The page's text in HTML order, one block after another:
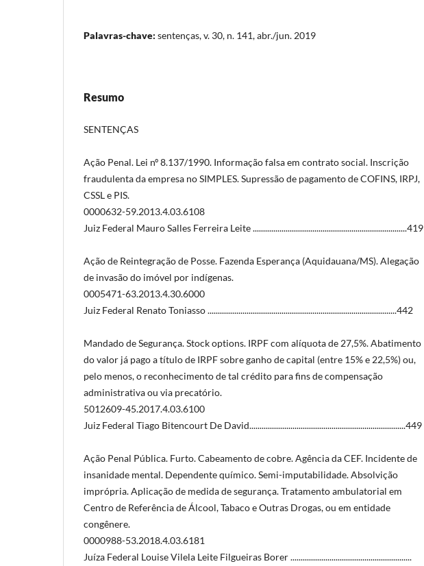
Palavras-chave: sentenças, v. 30, n. 141, abr./jun. 2019
Resumo
SENTENÇAS
Ação Penal. Lei nº 8.137/1990. Informação falsa em contrato social. Inscrição
fraudulenta da empresa no SIMPLES. Supressão de pagamento de COFINS, IRPJ,
CSSL e PIS.
0000632-59.2013.4.03.6108
Juiz Federal Mauro Salles Ferreira Leite ...........................................................................419
Ação de Reintegração de Posse. Fazenda Esperança (Aquidauana/MS). Alegação
de invasão do imóvel por indígenas.
0005471-63.2013.4.30.6000
Juiz Federal Renato Toniasso ............................................................................................442
Mandado de Segurança. Stock options. IRPF com alíquota de 27,5%. Abatimento
do valor já pago a título de IRPF sobre ganho de capital (entre 15% e 22,5%) ou,
pelo menos, o reconhecimento de tal crédito para fins de compensação
administrativa ou via precatório.
5012609-45.2017.4.03.6100
Juiz Federal Tiago Bitencourt De David............................................................................449
Ação Penal Pública. Furto. Cabeamento de cobre. Agência da CEF. Incidente de
insanidade mental. Dependente químico. Semi-imputabilidade. Absolvição
imprópria. Aplicação de medida de segurança. Tratamento ambulatorial em
Centro de Referência de Álcool, Tabaco e Outras Drogas, ou em entidade
congênere.
0000988-53.2018.4.03.6181
Juíza Federal Louise Vilela Leite Filgueiras Borer ...........................................................